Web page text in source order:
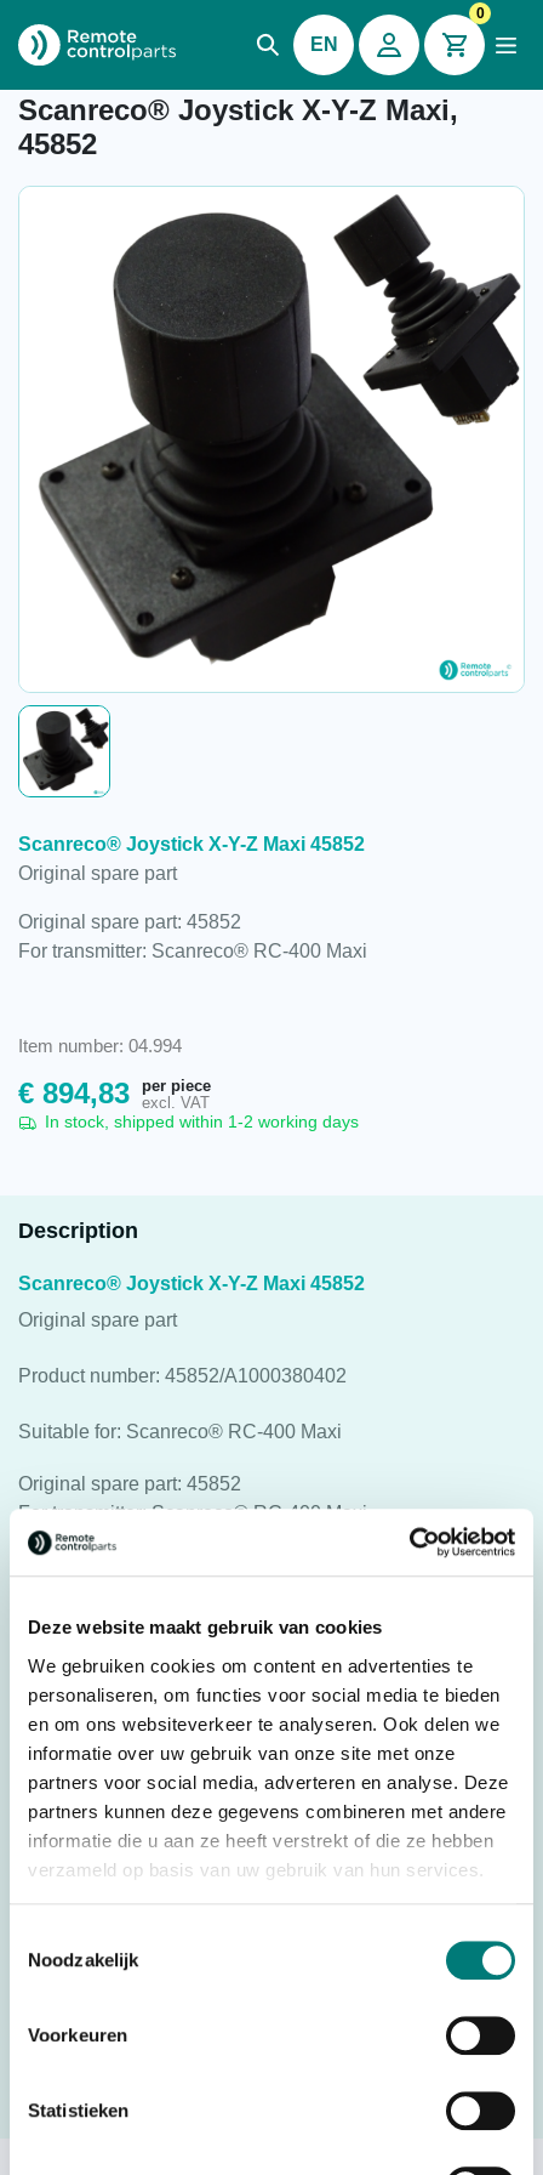
Deze website maakt gebruik van cookies
We gebruiken cookies om content en advertenties te
personaliseren, om functies voor social media te bieden
en om ons websiteverkeer te analyseren. Ook delen we
informatie over uw gebruik van onze site met onze
partners voor social media, adverteren en analyse. Deze
partners kunnen deze gegevens combineren met andere
informatie die u aan ze heeft verstrekt of die ze hebben
verzameld op basis van uw gebruik van hun services.
Noodzakelijk
Voorkeuren
Statistieken
EN
0
Item number: 04.994
Scanreco® Joystick X-Y-Z Maxi,
45852
Scanreco® Joystick X-Y-Z Maxi 45852
Original spare part
Original spare part: 45852
For transmitter: Scanreco® RC-400 Maxi
Item number: 04.994
€ 894,83
per piece
excl. VAT
In stock, shipped within 1-2 working days
Description
Scanreco® Joystick X-Y-Z Maxi 45852
Original spare part
Product number: 45852/A1000380402
Suitable for: Scanreco® RC-400 Maxi
Original spare part: 45852
For transmitter: Scanreco® RC-400 Maxi
Weight
Brands
Scanreco®/Palfinger®
Parts
Switches, joysticks &
accessories
Country of Origin
(CO)
Sweden
HS code 85069095
Would you like to request a quote for this product? Then fill
in the quote request form and we will contact you as soon